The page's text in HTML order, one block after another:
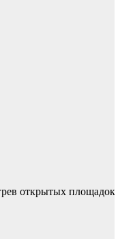
открытых площадок,